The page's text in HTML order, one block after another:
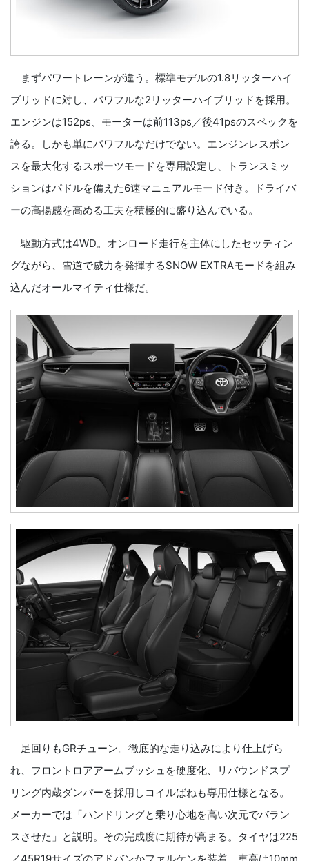
まずパワートレーンが違う。標準モデルの1.8リッターハイ
ブリッドに対し、パワフルな2リッターハイブリッドを採用。
エンジンは152ps、モーターは前113ps／後41psのスペックを
誇る。しかも単にパワフルなだけでない。エンジンレスポン
スを最大化するスポーツモードを専用設定し、トランスミッ
ションはパドルを備えた6速マニュアルモード付き。ドライバ
ーの高揚感を高める工夫を積極的に盛り込んでいる。
駆動方式は4WD。オンロード走行を主体にしたセッティン
グながら、雪道で威力を発揮するSNOW EXTRAモードを組み
込んだオールマイティ仕様だ。
足回りもGRチューン。徹底的な走り込みにより仕上げら
れ、フロントロアアームブッシュを硬度化、リバウンドスプ
リング内蔵ダンパーを採用しコイルばねも専用仕様となる。
メーカーでは「ハンドリングと乗り心地を高い次元でバラン
スさせた」と説明。その完成度に期待が高まる。タイヤは225